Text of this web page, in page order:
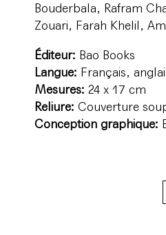
Bouderbala, Rafram
Zouari, Farah Khelil,
Éditeur: Bao Books
Langue: Français,
Mesures: 24 x 17 cm
Reliure: Couverture
Conception graphique: